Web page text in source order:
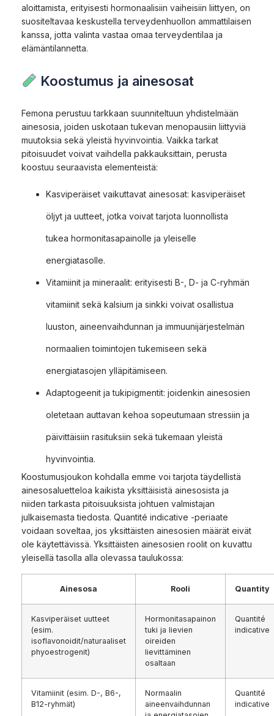
aloittamista, erityisesti hormonaalisiin vaiheisiin liittyen, on
suositeltavaa keskustella terveydenhuollon ammattilaisen
kanssa, jotta valinta vastaa omaa terveydentilaa ja
elämäntilannetta.
Koostumus ja ainesosat
Femona perustuu tarkkaan suunniteltuun yhdistelmään
ainesosia, joiden uskotaan tukevan menopausiin liittyviä
muutoksia sekä yleistä hyvinvointia. Vaikka tarkat
pitoisuudet voivat vaihdella pakkauksittain, perusta
koostuu seuraavista elementeistä:
Kasviperäiset vaikuttavat ainesosat: kasviperäiset
öljyt ja uutteet, jotka voivat tarjota luonnollista
tukea hormonitasapainolle ja yleiselle
energiatasolle.
Vitamiinit ja mineraalit: erityisesti B-, D- ja C-ryhmän
vitamiinit sekä kalsium ja sinkki voivat osallistua
luuston, aineenvaihdunnan ja immuunijärjestelmän
normaalien toimintojen tukemiseen sekä
energiatasojen ylläpitämiseen.
Adaptogeenit ja tukipigmentit: joidenkin ainesosien
oletetaan auttavan kehoa sopeutumaan stressiin ja
päivittäisiin rasituksiin sekä tukemaan yleistä
hyvinvointia.
Koostumusjoukon kohdalla emme voi tarjota täydellistä
ainesosaluetteloa kaikista yksittäisistä ainesosista ja
niiden tarkasta pitoisuuksista johtuen valmistajan
julkaisemasta tiedosta. Quantité indicative -periaate
voidaan soveltaa, jos yksittäisten ainesosien määrät eivät
ole käytettävissä. Yksittäisten ainesosien roolit on kuvattu
yleisellä tasolla alla olevassa taulukossa:
Ainesosa Rooli Quantity
Kasviperäiset uutteet
(esim.
isoflavonoidit/naturaaliset
phyoestrogenit)
Hormonitasapainon
tuki ja lievien
oireiden
lievittäminen
osaltaan
Quantité
indicative
Vitamiinit (esim. D-, B6-,
B12-ryhmät)
Normaalin
aineenvaihdunnan
Quantité
indicative